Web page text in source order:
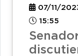
07/11/
15:55